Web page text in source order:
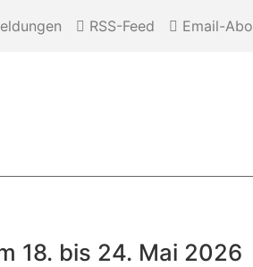
RSS-Feed Email-Abo
18. bis 24. Mai 2026